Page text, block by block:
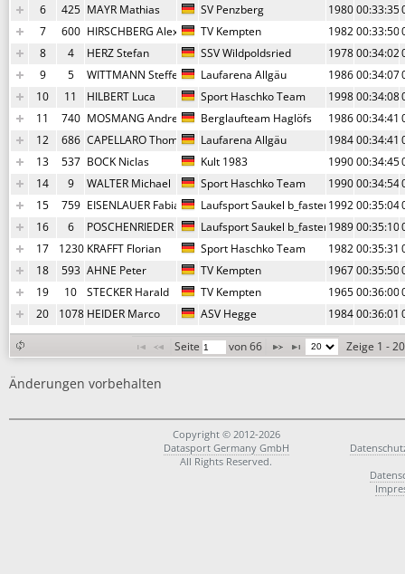
6
425 MAYR Mathias SV Penzberg 1980
7
600 HIRSCHBERG AlexanderTV Kempten 1982
8
4 HERZ Stefan SSV Wildpoldsried 1978
9
5 WITTMANN Steffen Laufarena Allgäu 1986
10
11 HILBERT Luca Sport Haschko Team 1998
11
740 MOSMANG Andreas Berglaufteam Haglöfs 1986
12
686 CAPELLARO Thomas Laufarena Allgäu 1984
13
537 BOCK Niclas Kult 1983 1990
14
9 WALTER Michael Sport Haschko Team 1990
15
759 EISENLAUER Fabian Laufsport Saukel b_faster 1992
16
6 POSCHENRIEDER DominikLaufsport Saukel b_faster 1989
17
1230 KRAFFT Florian Sport Haschko Team 1982
18
593 AHNE Peter TV Kempten 1967
19
10 STECKER Harald TV Kempten 1965
20
1078 HEIDER Marco ASV Hegge 1984
Seite von 66 Zeige 1 -
Änderungen vorbehalten
Copyright © 2012-2026
Datasport Germany GmbH
All Rights Reserved.